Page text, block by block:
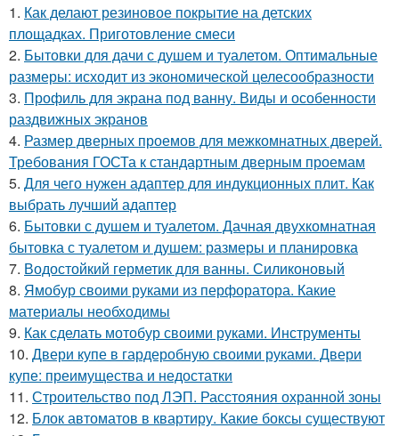
1. Как делают резиновое покрытие на детских
площадках. Приготовление смеси
2. Бытовки для дачи с душем и туалетом. Оптимальные
размеры: исходит из экономической целесообразности
3. Профиль для экрана под ванну. Виды и особенности
раздвижных экранов
4. Размер дверных проемов для межкомнатных дверей.
Требования ГОСТа к стандартным дверным проемам
5. Для чего нужен адаптер для индукционных плит. Как
выбрать лучший адаптер
6. Бытовки с душем и туалетом. Дачная двухкомнатная
бытовка с туалетом и душем: размеры и планировка
7. Водостойкий герметик для ванны. Силиконовый
8. Ямобур своими руками из перфоратора. Какие
материалы необходимы
9. Как сделать мотобур своими руками. Инструменты
10. Двери купе в гардеробную своими руками. Двери
купе: преимущества и недостатки
11. Строительство под ЛЭП. Расстояния охранной зоны
12. Блок автоматов в квартиру. Какие боксы существуют